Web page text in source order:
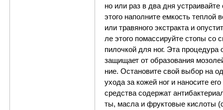
но или раз в два дня
это­го на­пол­ни­те ем­кость те­п­лой
или тра­вя­но­го экс­тра­к­та и
ле это­го по­мас­си­руй­те сто­пы со
пи­лоч­кой для ног. Эта про­це­ду­ра
за­щи­ща­ет от об­ра­зо­ва­ния
ние. Ос­та­но­ви­те свой вы­бор на
ухо­да за ко­жей ног и на­но­си­те
сред­ст­ва со­дер­жат
ты, мас­ла и фру­к­то­вые ки­с­ло­ты